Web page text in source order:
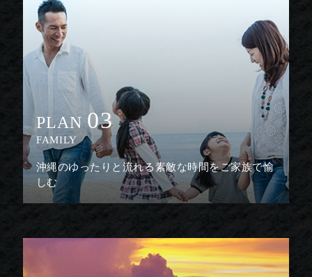
PLAN 03
FAMILY
沖縄のゆったりと流れる素敵な時間をご家族で愉
しむ